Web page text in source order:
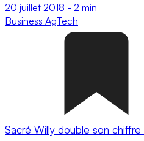
20 juillet 2018 - 2 min
Business AgTech
Sacré Willy double son chiffre